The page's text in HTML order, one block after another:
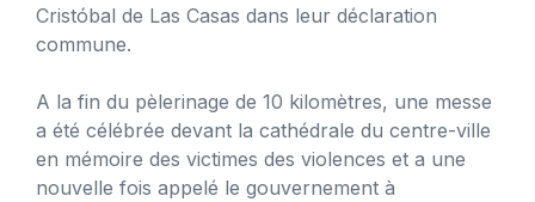
Cristóbal de Las Casas dans leur déclaration
commune.
A la fin du pèlerinage de 10 kilomètres, une messe
a été célébrée devant la cathédrale du centre-ville
en mémoire des victimes des violences et a une
nouvelle fois appelé le gouvernement à